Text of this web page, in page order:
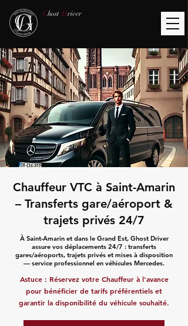
Ghost Driver
Chauffeur VTC à Saint-Amarin
– Transferts gare/aéroport &
trajets privés 24/7
À Saint-Amarin et dans le Grand Est, Ghost Driver
assure vos déplacements 24/7 : transferts
gares/aéroports, trajets privés et mises à disposition
— service professionnel en véhicules Mercedes.
Astuce : Réservez votre Chauffeur à l'avance
pour bénéficier de tarifs préférentiels et
garantir la disponibilité du véhicule souhaité.